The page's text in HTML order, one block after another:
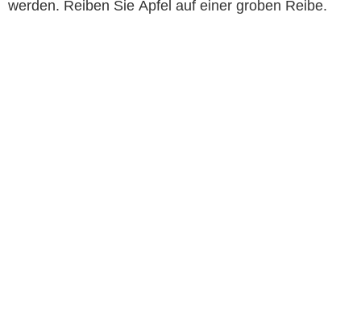
werden. Reiben Sie Äpfel auf einer groben Reibe.